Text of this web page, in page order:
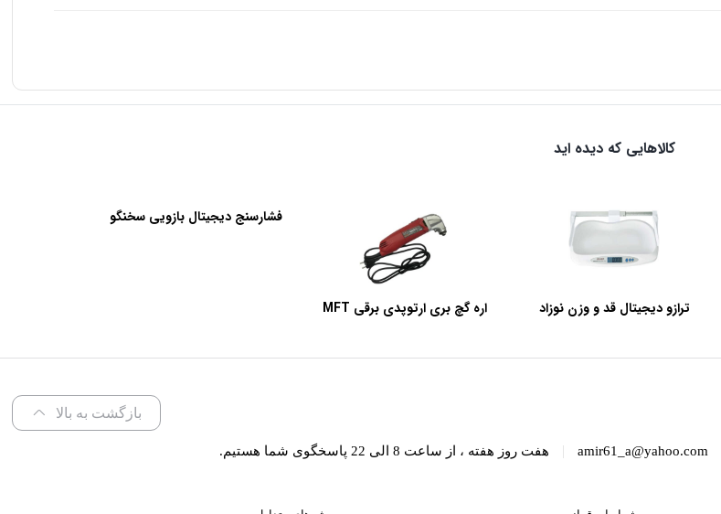
کالاهایی که دیده اید
ترازو دیجیتال قد و وزن نوزاد
اره گچ بری ارتوپدی برقی MFT
فشارسنج دیجیتال بازویی سخنگو
بازگشت به بالا
amir61_a@yahoo.com
| هفت روز هفته ، از ساعت 8 الی 22 پاسخگوی شما هستیم.